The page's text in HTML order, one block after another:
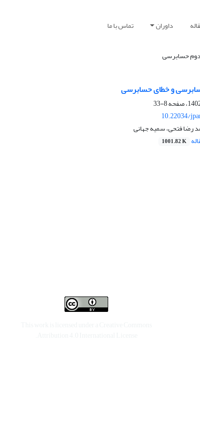
داوران تماس با ما
حسابرسی
و خطای حسابرسی
8-33
10.22034/
رضا فتحی، سمیه جهانی
1001.82 K